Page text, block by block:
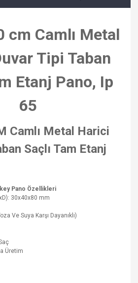
cm Camlı Metal
Tipi Taban
Etanj Pano, Ip
65
Camlı Metal Harici
Saçlı Tam Etanj
Pano Özellikleri
30x40x80 mm
Ve Suya Karşı Dayanıklı)
Üretim